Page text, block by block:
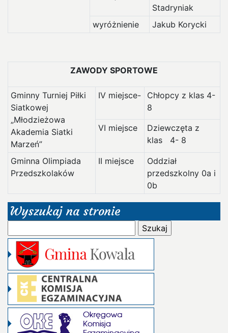
Stadryniak
wyróżnienie
Jakub Korycki
ZAWODY SPORTOWE
Gminny Turniej Piłki
Siatkowej
„Młodzieżowa
Akademia Siatki
Marzeń”
IV miejsce-
Chłopcy z klas 4-
8
VI miejsce
Dziewczęta z
klas 4- 8
Gminna Olimpiada
Przedszkolaków
II miejsce
Oddział
przedszkolny 0a i
0b
Wyszukaj na stronie